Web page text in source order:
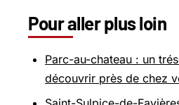
Pour aller plus loin
Parc-au-chateau : un
découvrir près de chez